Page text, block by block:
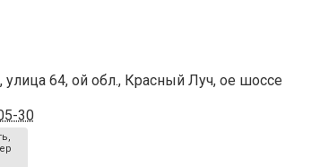
улица 64, ой обл., Красный Луч, ое шоссе
30